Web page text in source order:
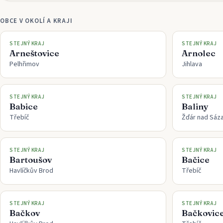
OBCE V OKOLÍ A KRAJI
STEJNÝ KRAJ
Arneštovice
Pelhřimov
STEJNÝ KRAJ
Arnolec
Jihlava
STEJNÝ KRAJ
Babice
Třebíč
STEJNÝ KRAJ
Baliny
Žďár nad
STEJNÝ KRAJ
Bartoušov
Havlíčkův Brod
STEJNÝ KRAJ
Bačice
Třebíč
STEJNÝ KRAJ
Bačkov
STEJNÝ KRAJ